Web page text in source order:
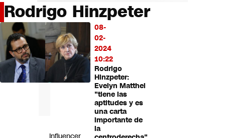
País
Mundo
Negocios
Deportes
Programas completos
Cultura
Rodrigo Hinzpeter
08-
02-
2024
10:22
Rodrigo
Hinzpeter:
Evelyn Matthei
"tiene las
aptitudes y es
una carta
importante de
la
LO
MÁS
LEÍDO
Influencer